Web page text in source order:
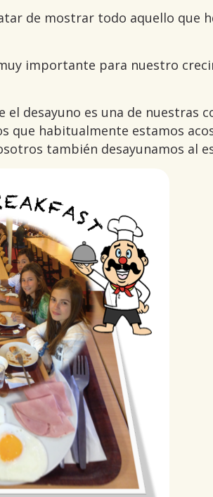
de mostrar todo aquello que
importante para nuestro
el desayuno es una de nuestras
que habitualmente estamos
también desayunamos al